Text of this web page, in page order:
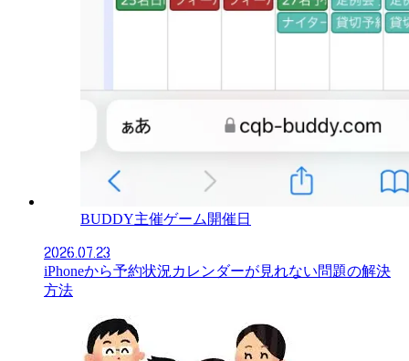
BUDDY主催ゲーム開催日
2026.07.23
iPhoneから予約状況カレンダーが見れない問題の解決
方法